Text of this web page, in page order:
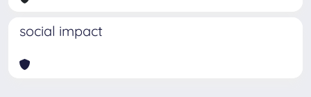
social impact